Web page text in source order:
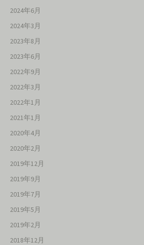
2024年6月
2024年3月
2023年8月
2023年6月
2022年9月
2022年3月
2022年1月
2021年1月
2020年4月
2020年2月
2019年12月
2019年9月
2019年7月
2019年5月
2019年2月
2018年12月